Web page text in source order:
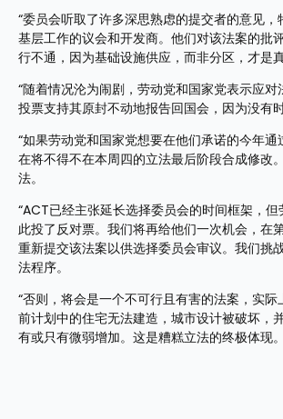
“委员会听取了许多深思熟虑的提交者的意见
基层工作的议会和开发商。他们对该法案的批
行不通，因为基础设施供应，而非分区，才是
“随着情况沦为闹剧，劳动党和国家党表示应
投票支持其原封不动地报告回国会，因为没有
“如果劳动党和国家党想要在他们承诺的今年
在将不得不在本周四的立法最后阶段合成修改
法。
“ACT已经主张延长选择委员会的时间框架，
此投了反对票。我们将再给他们一次机会，在
重新提交该法案以供选择委员会审议。我们挑
法程序。
“否则，将会是一个不可行且有害的法案，实际
前计划中的住宅无法建造，城市设计被破坏，
有或只有微弱增加。这是糟糕立法的终极体现